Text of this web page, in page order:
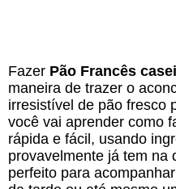
Fazer Pão Francês
maneira de trazer o
irresistível de pão fresco
você vai aprender como
rápida e fácil, usando
provavelmente já tem na
perfeito para